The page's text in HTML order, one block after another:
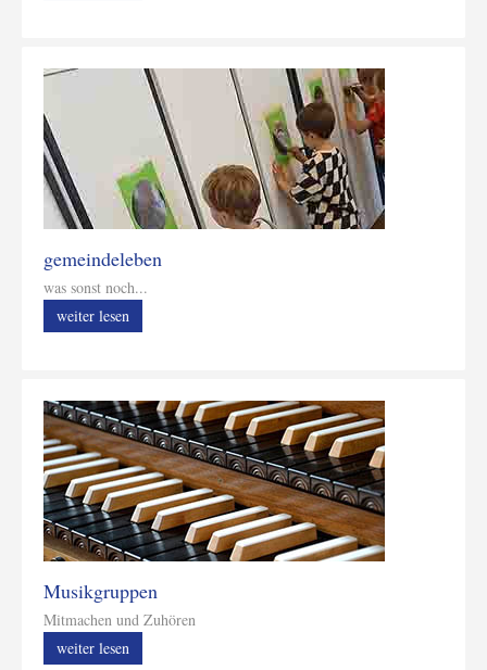
gemeindeleben
was sonst noch...
weiter lesen
Musikgruppen
Mitmachen und Zuhören
weiter lesen